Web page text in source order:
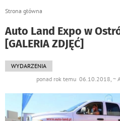
Strona główna
Auto Land Expo w
[GALERIA ZDJĘĆ]
WYDARZENIA
ponad rok temu 06.10.2018, ~